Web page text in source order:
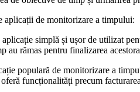
aplicații de monitorizare a timpului:
simplă și ușor de utilizat
au rămas pentru finalizarea
populară de monitorizare a
funcționalități precum